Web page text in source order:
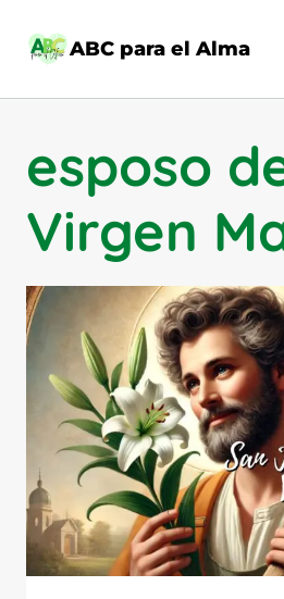
ABC para el Alma
esposo
Virgen